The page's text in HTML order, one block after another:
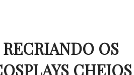
OS
CHEIOS